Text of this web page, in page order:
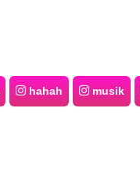
hahah musik